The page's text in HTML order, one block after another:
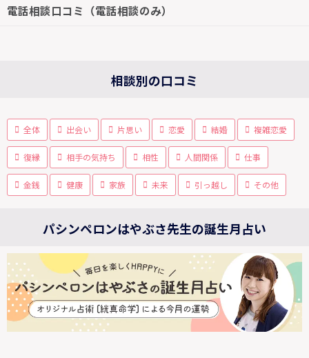
電話相談口コミ（電話相談のみ）
相談別の口コミ
全体 出会い 片思い 恋愛 結婚 複雑恋愛
復縁 相手の気持ち 相性 人間関係 仕事
金銭 健康 家族 未来 引っ越し その他
パシンペロンはやぶさ先生の誕生月占い